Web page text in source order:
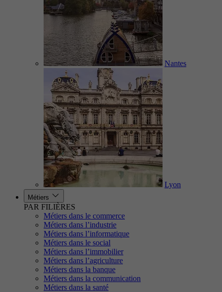
Nantes
Lyon
Métiers
PAR FILIÈRES
Métiers dans le commerce
Métiers dans l’industrie
Métiers dans l’informatique
Métiers dans le social
Métiers dans l’immobilier
Métiers dans l’agriculture
Métiers dans la banque
Métiers dans la communication
Métiers dans la santé